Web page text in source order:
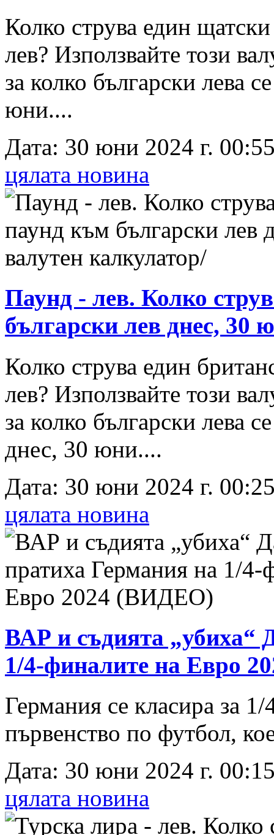
Колко струва един
лев? Използвайте този
за колко български лева
юни....
Дата: 30 юни 2024 г.
цялата новина
Паунд - лев. Колко
български лев днес, 30
Колко струва един
лев? Използвайте този
за колко български лева
днес, 30 юни....
Дата: 30 юни 2024 г.
цялата новина
ВАР и съдията „убиха“
1/4-финалите на Евро
Германия се класира за
първенство по футбол,
Дата: 30 юни 2024 г.
цялата новина